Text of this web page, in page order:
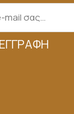
ΕΓΓΡΑΦΉ